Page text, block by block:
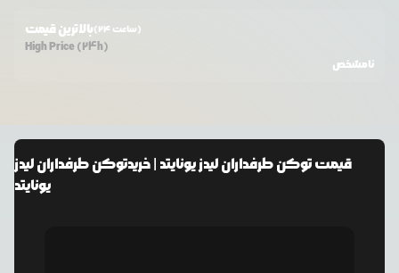
بالاترین قیمت (24 ساعت)
High Price (24h)
نامشخص
قیمتتوکن طرفداران لیدز یونایتد | خریدتوکن طرفداران لیدز
یونایتد